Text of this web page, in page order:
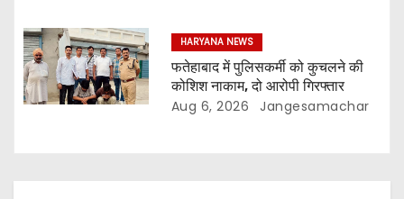
HARYANA NEWS
फतेहाबाद में पुलिसकर्मी को कुचलने की
कोशिश नाकाम, दो आरोपी गिरफ्तार
Aug 6, 2026 Jangesamachar